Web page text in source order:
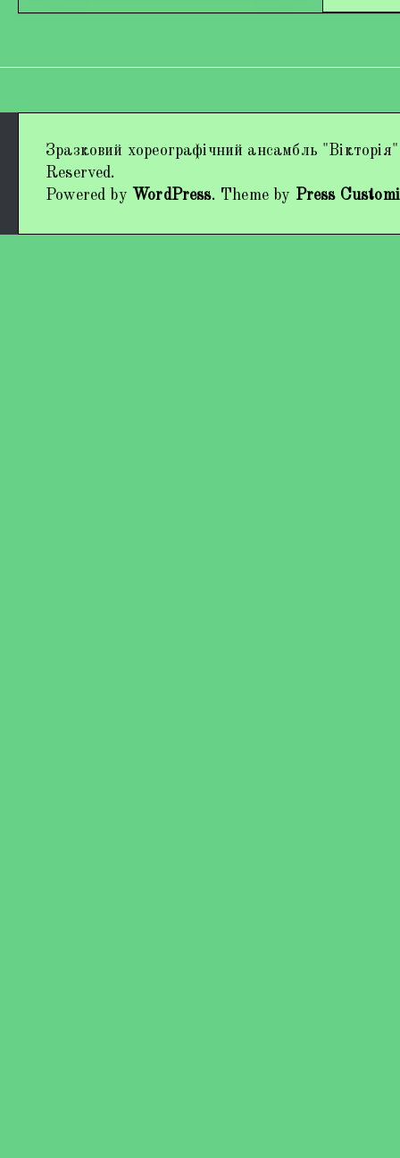
Наші виступи
Працівники колективу
Зразковий хореографічний ансамбль
Reserved.
Powered by WordPress. Theme by Press